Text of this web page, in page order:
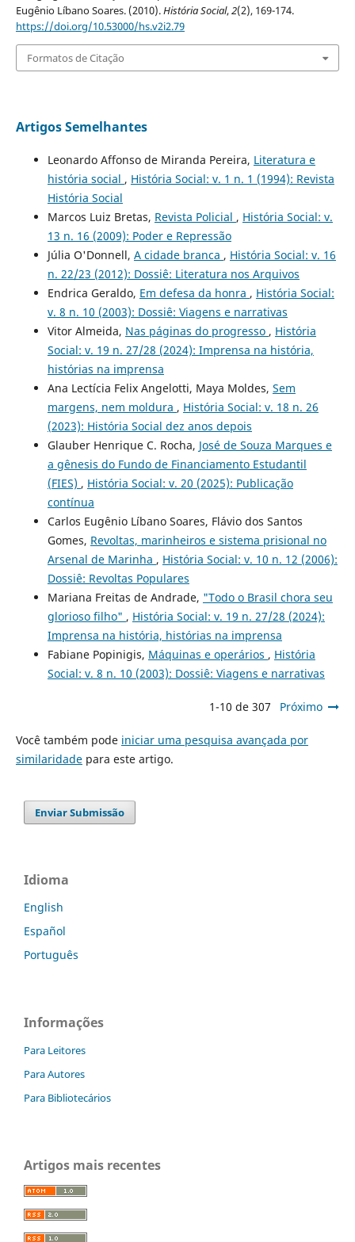
Eugênio Líbano Soares. (2010).História Social,2(2), 169-174.
https://doi.org/10.53000/hs.v2i2.79
Formatos de Citação
Artigos Semelhantes
Leonardo Affonso de Miranda Pereira, Literatura e
história social , História Social: v. 1 n. 1 (1994): Revista
História Social
Marcos Luiz Bretas, Revista Policial , História Social: v.
13 n. 16 (2009): Poder e Repressão
Júlia O'Donnell, A cidade branca , História Social: v. 16
n. 22/23 (2012): Dossiê: Literatura nos Arquivos
Endrica Geraldo, Em defesa da honra , História Social:
v. 8 n. 10 (2003): Dossiê: Viagens e narrativas
Vitor Almeida, Nas páginas do progresso , História
Social: v. 19 n. 27/28 (2024): Imprensa na história,
histórias na imprensa
Ana Lectícia Felix Angelotti, Maya Moldes, Sem
margens, nem moldura , História Social: v. 18 n. 26
(2023): História Social dez anos depois
Glauber Henrique C. Rocha, José de Souza Marques e
a gênesis do Fundo de Financiamento Estudantil
(FIES) , História Social: v. 20 (2025): Publicação
contínua
Carlos Eugênio Líbano Soares, Flávio dos Santos
Gomes, Revoltas, marinheiros e sistema prisional no
Arsenal de Marinha , História Social: v. 10 n. 12 (2006):
Dossiê: Revoltas Populares
Mariana Freitas de Andrade, "Todo o Brasil chora seu
glorioso filho" , História Social: v. 19 n. 27/28 (2024):
Imprensa na história, histórias na imprensa
Fabiane Popinigis, Máquinas e operários , História
Social: v. 8 n. 10 (2003): Dossiê: Viagens e narrativas
1-10 de 307 Próximo
Você também pode iniciar uma pesquisa avançada por
similaridadepara este artigo.
Enviar Submissão
Idioma
English
Español
Português
Informações
Para Leitores
Para Autores
Para Bibliotecários
Artigos mais recentes